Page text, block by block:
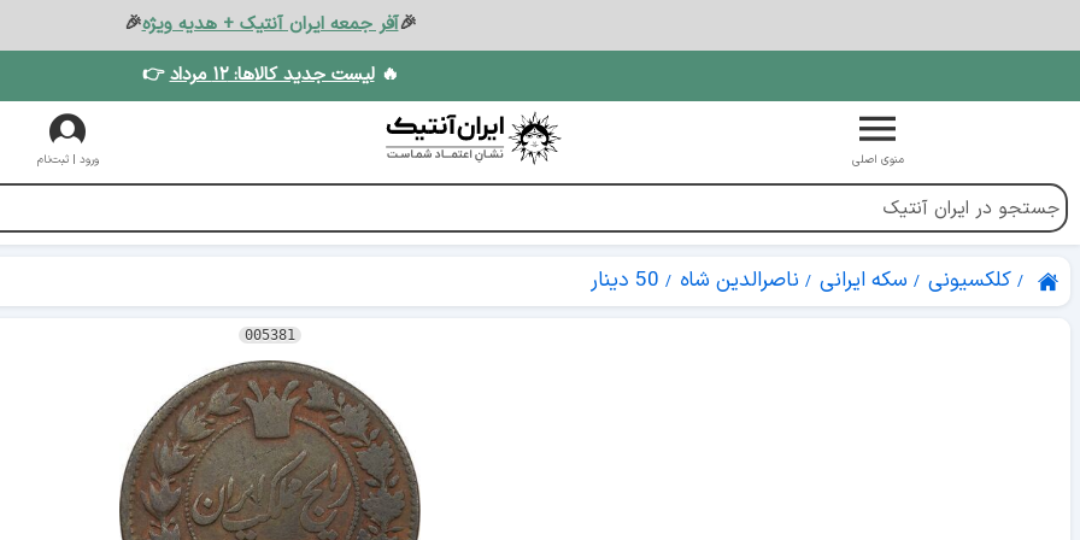
🎉آفر جمعه ایران آنتیک + هدیه ویژه🎉
🔥لیست جدید کالاها: ۱۲ مرداد 👉
منوی اصلی ورود | ثبت‌نام
کلکسیونی سکه ایرانی ناصرالدین شاه 50 دینار
005381